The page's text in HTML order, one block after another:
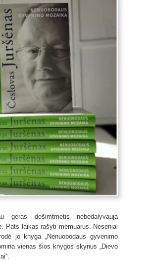
geras dešimtmetis nebedalyvauja
Pats laikas rašyti memuarus. Neseniai
jo knyga „Nenuobodaus gyvenimo
vienas šios knygos skyrius „Dievo